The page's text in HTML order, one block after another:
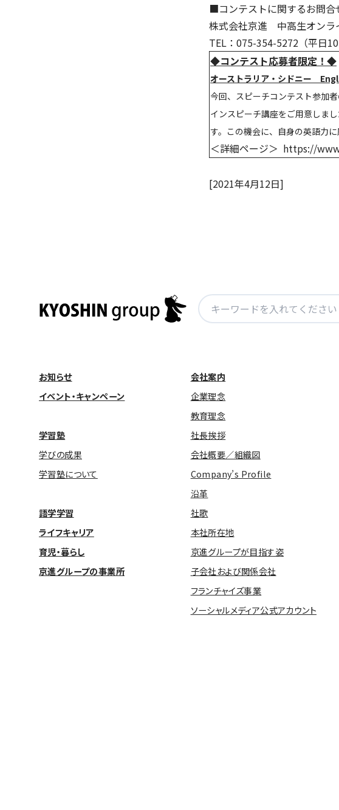
■コンテストに関するお問合
株式会社京進 中高生オンラ
TEL：075-354-5272（平日
◆コンテスト応募者限定！◆
オーストラリア・シドニー
今回、スピーチコンテスト参加
インスピーチ講座をご用意しま
す。この機会に、自身の英語力
＜詳細ページ＞ https://
[2021年4月12日]
検
索:
お知らせ
イベント・キャンペーン
学習塾
学びの成果
学習塾について
語学学習
ライフキャリア
育児・暮らし
京進グループの事業所
会社案内
企業理念
教育理念
社長挨拶
会社概要／組織図
Company’s Profile
沿革
社歌
本社所在地
京進グループが目指す姿
子会社および関係会社
フランチャイズ事業
ソーシャルメディア公式アカウント